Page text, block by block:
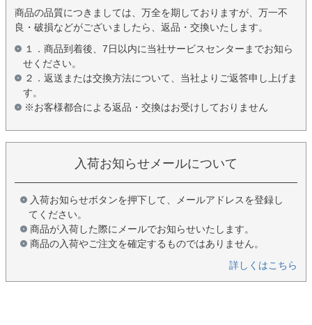
商品の品質につきましては、万全を期しておりますが、万一不
良・破損などがございましたら、返品・交換いたします。
１．商品到着後、7日以内に当社サービスセンターまでお知ら
せください。
２．返送または交換方法について、当社よりご返答申し上げま
す。
※お客様都合による返品・交換はお受けしておりません
入荷お知らせメールについて
入荷お知らせボタンを押下して、メールアドレスを登録し
てください。
商品が入荷した際にメールでお知らせいたします。
商品の入荷やご注文を確定するものではありません。
詳しくはこちら